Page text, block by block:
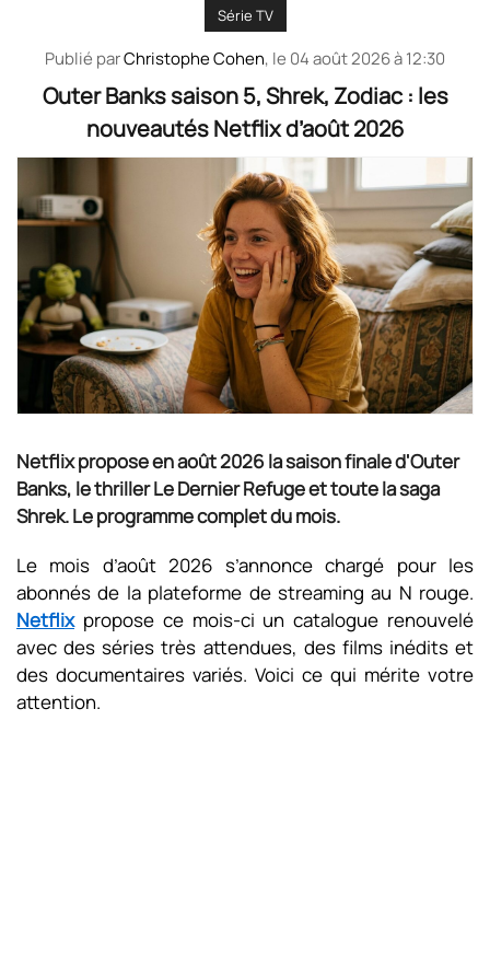
Série TV
Publié parChristophe Cohen, le 04 août 2026 à 12:30
Outer Banks saison 5, Shrek, Zodiac : les
nouveautés Netflix d’août 2026
Netflix propose en août 2026 la saison finale d'Outer
Banks, le thriller Le Dernier Refuge et toute la saga
Shrek. Le programme complet du mois.
Le mois d’août 2026 s’annonce chargé pour les
abonnés de la plateforme de streaming au N rouge.
Netflixpropose ce mois-ci un catalogue renouvelé
avec des séries très attendues, des films inédits et
des documentaires variés. Voici ce qui mérite votre
attention.